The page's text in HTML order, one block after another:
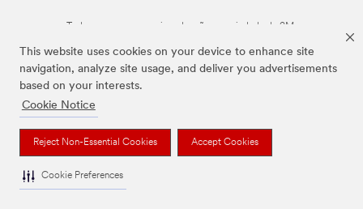
This website uses cookies on your device to enhance site
navigation, analyze site usage, and deliver you advertisements
based on your interests.
Cookie Notice
Reject Non-Essential Cookies Accept Cookies
Cookie Preferences
Todas as marcas mencionadas são propriedade da 3M.